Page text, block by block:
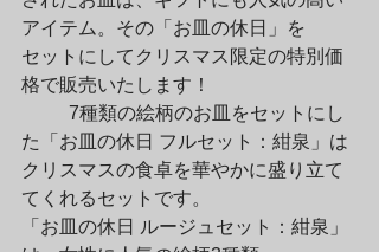
アイテム。その「お皿の休日」を
セットにしてクリスマス限定の特別価
格で販売いたします！
た「お皿の休日 フルセット：紺泉」は
クリスマスの食卓を華やかに盛り立て
てくれるセットです。
「お皿の休日 ルージュセット：紺泉」